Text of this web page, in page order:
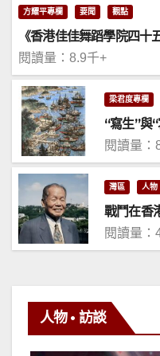
方耀平專欄 要聞 觀點
《香港佳佳舞蹈學院四十
閱讀量：8.9千+
梁君度專欄
“寫生”與
閱讀量：
灣區 人物
戰鬥在香
閱讀量：
人物 • 訪談